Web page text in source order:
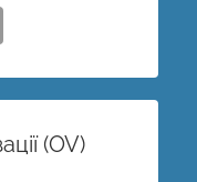
(OV)